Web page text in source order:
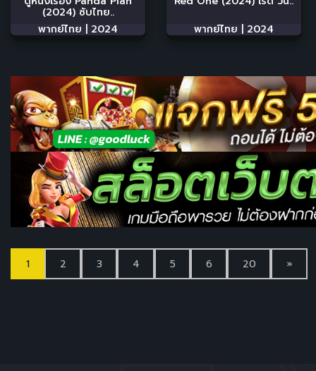
(2024) ซับไทย..
พากย์ไทย | 2024
พากย์ไทย | 2024
1 2 3 4 5 6 20 »